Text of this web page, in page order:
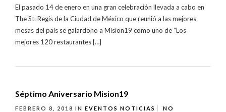
El pasado 14 de enero en una gran celebración llevada a cabo en
The St. Regis de la Ciudad de México que reunió a las mejores
mesas del país se galardono a Mision19 como uno de “Los
mejores 120 restaurantes […]
Séptimo Aniversario Mision19
FEBRERO 8, 2018 IN EVENTOS NOTICIAS
NO